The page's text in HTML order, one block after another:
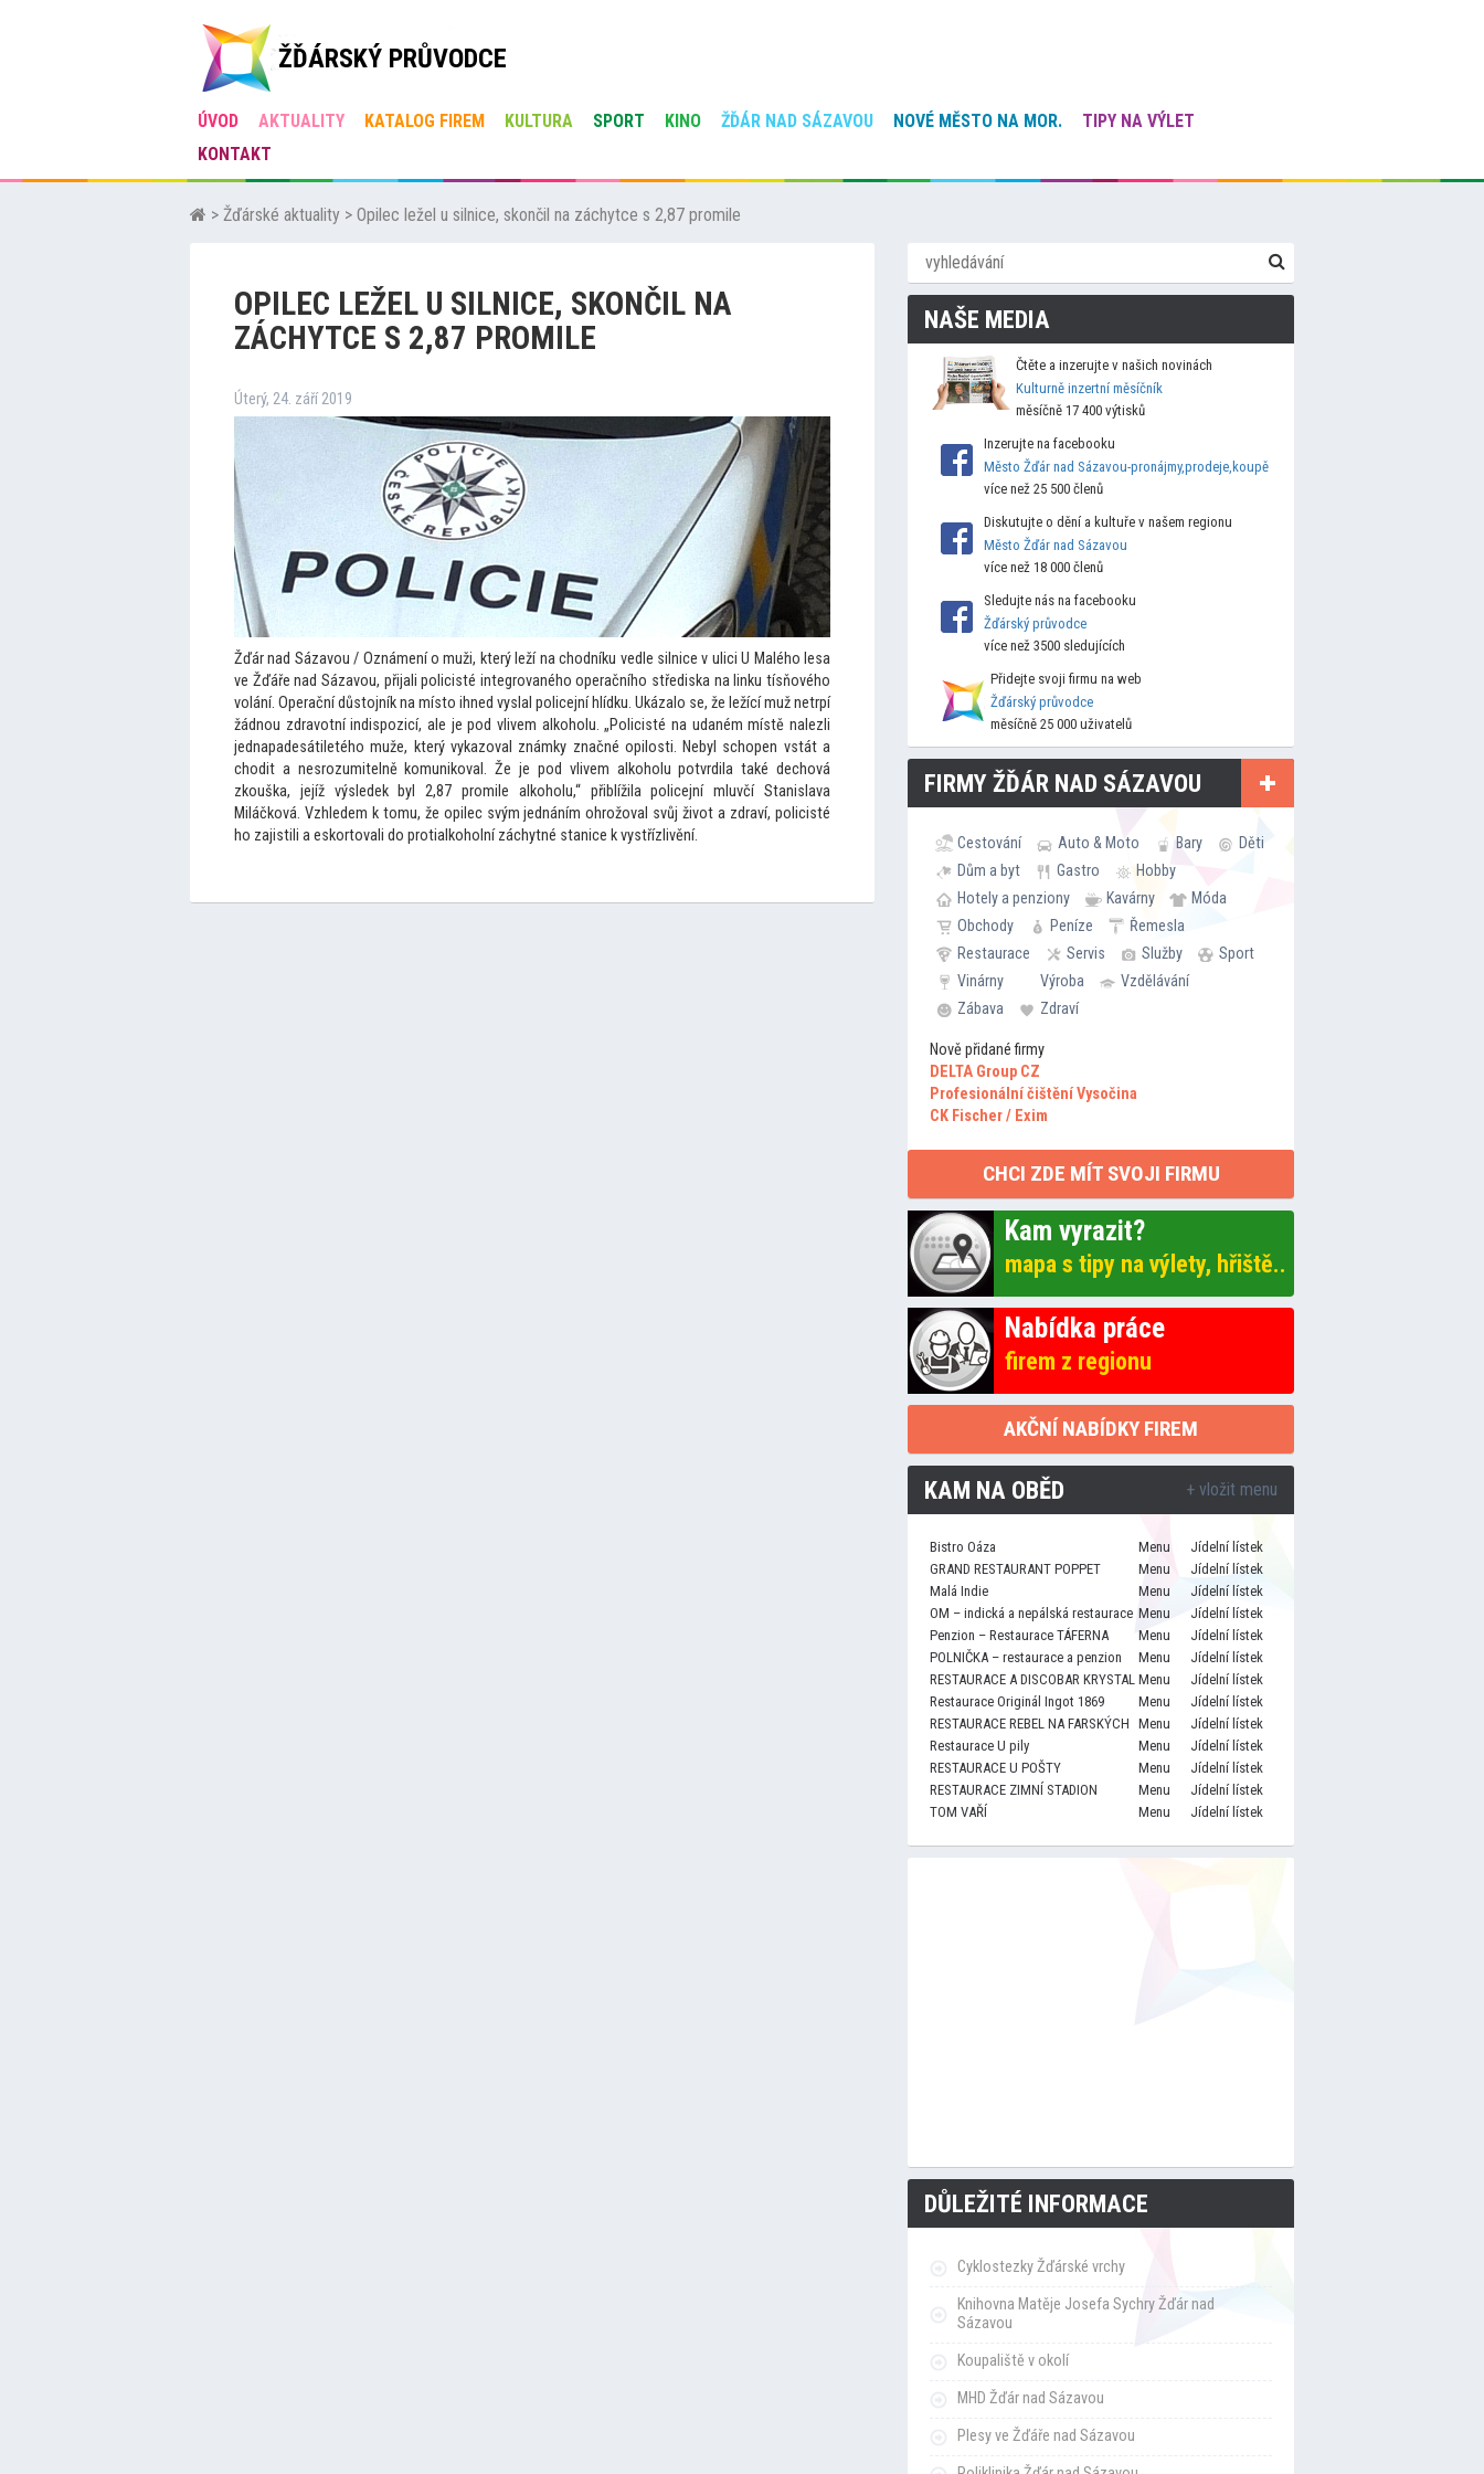
ŽĎÁRSKÝ PRŮVODCE
ÚVOD AKTUALITY KATALOG FIREM KULTURA SPORT KINO ŽĎÁR NAD SÁZAVOU NOVÉ MĚSTO NA MOR.
TIPY NA VÝLET
KONTAKT
> Žďárské aktuality > Opilec ležel u silnice, skončil na záchytce s 2,87 promile
OPILEC LEŽEL U SILNICE, SKONČIL NA
ZÁCHYTCE S 2,87 PROMILE
Úterý, 24. září 2019
Žďár nad Sázavou / Oznámení o muži, který leží na chodníku vedle silnice v ulici U Malého lesa
ve Žďáře nad Sázavou, přijali policisté integrovaného operačního střediska na linku tísňového
volání. Operační důstojník na místo ihned vyslal policejní hlídku. Ukázalo se, že ležící muž netrpí
žádnou zdravotní indispozicí, ale je pod vlivem alkoholu. „Policisté na udaném místě nalezli
jednapadesátiletého muže, který vykazoval známky značné opilosti. Nebyl schopen vstát a
chodit a nesrozumitelně komunikoval. Že je pod vlivem alkoholu potvrdila také dechová
zkouška, jejíž výsledek byl 2,87 promile alkoholu,“ přiblížila policejní mluvčí Stanislava
Miláčková. Vzhledem k tomu, že opilec svým jednáním ohrožoval svůj život a zdraví, policisté
ho zajistili a eskortovali do protialkoholní záchytné stanice k vystřízlivění.
NAŠE MEDIA
Čtěte a inzerujte v našich novinách
Kulturně inzertní měsíčník
měsíčně 17 400 výtisků
Inzerujte na facebooku
Město Žďár nad Sázavou-pronájmy,prodeje,koupě
více než 25 500 členů
Diskutujte o dění a kultuře v našem regionu
Město Žďár nad Sázavou
více než 18 000 členů
Sledujte nás na facebooku
Žďárský průvodce
více než 3500 sledujících
Přidejte svoji firmu na web
Žďárský průvodce
měsíčně 25 000 uživatelů
FIRMY ŽĎÁR NAD SÁZAVOU
Cestování Auto & Moto Bary
Děti
Dům a byt
Gastro
Hobby
Hotely a penziony
Kavárny
Móda
Obchody
Peníze
Řemesla
Restaurace
Servis Služby
Sport
Vinárny
Výroba
Vzdělávání
Zábava
Zdraví
Nově přidané firmy
DELTA Group CZ
Profesionální čištění Vysočina
CK Fischer / Exim
CHCI ZDE MÍT SVOJI FIRMU
Kam vyrazit?
mapa s tipy na výlety, hřiště..
Nabídka práce
firem z regionu
AKČNÍ NABÍDKY FIREM
KAM NA OBĚD + vložit menu
Bistro Oáza Menu
Jídelní lístek
GRAND RESTAURANT POPPET
Menu
Jídelní lístek
Malá Indie
Menu
Jídelní lístek
OM – indická a nepálská restaurace Menu
Jídelní lístek
Penzion – Restaurace TÁFERNA
Menu
Jídelní lístek
POLNIČKA – restaurace a penzion
Menu
Jídelní lístek
RESTAURACE A DISCOBAR KRYSTAL Menu
Jídelní lístek
Restaurace Originál Ingot 1869
Menu
Jídelní lístek
RESTAURACE REBEL NA FARSKÝCH Menu
Jídelní lístek
Restaurace U pily
Menu
Jídelní lístek
RESTAURACE U POŠTY
Menu
Jídelní lístek
RESTAURACE ZIMNÍ STADION
Menu
Jídelní lístek
TOM VAŘÍ
Menu Jídelní lístek
DŮLEŽITÉ INFORMACE
Cyklostezky Žďárské vrchy
Knihovna Matěje Josefa Sychry Žďár nad
Sázavou
Koupaliště v okolí
MHD Žďár nad Sázavou
Plesy ve Žďáře nad Sázavou